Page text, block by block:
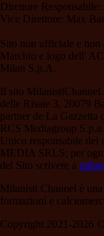
Direttore
Vice Direttore: Max
Sito non ufficiale e non
Marchio e logo dell'
Milan S.p.A.
Il sito
delle Risaie 3, 20079
partner de La
RCS Mediagroup
Unico responsabile
MEDIA SRLS; per
del Sito scrivere a
Milanisti Channel è
formazioni e
Copyright 2021-2026